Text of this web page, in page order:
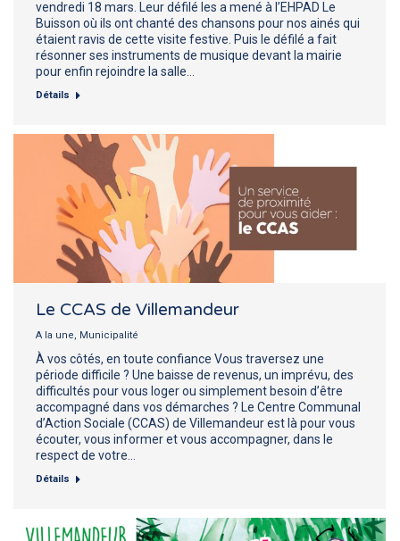
vendredi 18 mars. Leur défilé les a mené à l’EHPAD Le
Buisson où ils ont chanté des chansons pour nos ainés qui
étaient ravis de cette visite festive. Puis le défilé a fait
résonner ses instruments de musique devant la mairie
pour enfin rejoindre la salle…
Détails
Le CCAS de Villemandeur
A la une, Municipalité
À vos côtés, en toute confiance Vous traversez une
période difficile ? Une baisse de revenus, un imprévu, des
difficultés pour vous loger ou simplement besoin d’être
accompagné dans vos démarches ? Le Centre Communal
d’Action Sociale (CCAS) de Villemandeur est là pour vous
écouter, vous informer et vous accompagner, dans le
respect de votre…
Détails